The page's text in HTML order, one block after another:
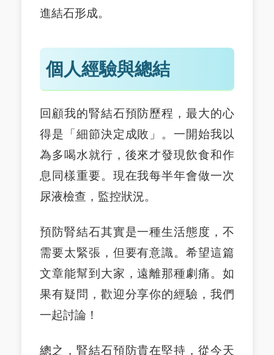
進結石形成。
個人經驗與總結
回顧我的腎結石預防歷程，最大的心
得是「細節決定成敗」。一開始我以
為多喝水就行，後來才發現飲食和作
息同樣重要。現在我每半年會做一次
尿液檢查，監控狀況。
預防腎結石其實是一種生活態度，不
需要太緊張，但要有意識。希望這篇
文章能幫到大家，遠離那種劇痛。如
果有疑問，歡迎分享你的經驗，我們
一起討論！
總之，腎結石預防貴在堅持，從今天